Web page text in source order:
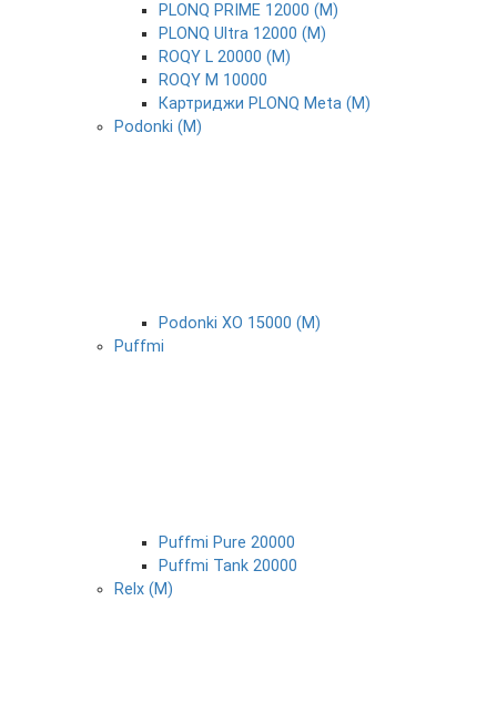
PLONQ PRIME 12000 (М)
PLONQ Ultra 12000 (М)
ROQY L 20000 (М)
ROQY M 10000
Картриджи PLONQ Meta (М)
Podonki (М)
Podonki XO 15000 (М)
Puffmi
Puffmi Pure 20000
Puffmi Tank 20000
Relx (М)